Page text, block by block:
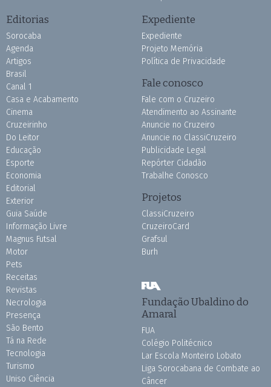
Editorias
Sorocaba
Agenda
Artigos
Brasil
Canal 1
Casa e Acabamento
Cinema
Cruzeirinho
Do Leitor
Educação
Esporte
Economia
Editorial
Exterior
Guia Saúde
Informação Livre
Magnus Futsal
Motor
Pets
Receitas
Revistas
Necrologia
Presença
São Bento
Tá na Rede
Tecnologia
Turismo
Uniso Ciência
Expediente
Expediente
Projeto Memória
Política de Privacidade
Fale conosco
Fale com o Cruzeiro
Atendimento ao Assinante
Anuncie no Cruzeiro
Anuncie no ClassiCruzeiro
Publicidade Legal
Repórter Cidadão
Trabalhe Conosco
Projetos
ClassiCruzeiro
CruzeiroCard
Grafsul
Burh
Fundação Ubaldino do
Amaral
FUA
Colégio Politécnico
Lar Escola Monteiro Lobato
Liga Sorocabana de Combate ao
Câncer